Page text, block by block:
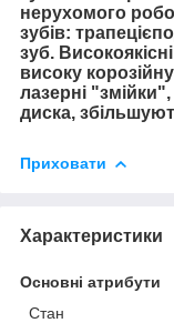
нерухомого
зубів:
зуб.
високу
лазерні
диска,
Приховати
Характеристики
Основні атрибути
Стан